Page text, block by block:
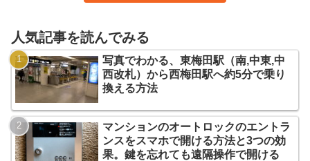
人気記事を読んでみる
写真でわかる、東梅田駅（南,中東,中
西改札）から西梅田駅へ約5分で乗り
換える方法
マンションのオートロックのエントラ
ンスをスマホで開ける方法と3つの効
果。鍵を忘れても遠隔操作で開ける